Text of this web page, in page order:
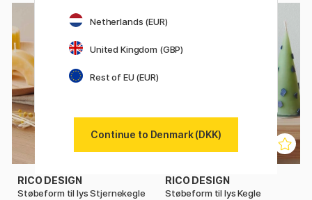
RICO DESIGN
Støbeform til lys Stjernekegle
RICO DESIGN
Støbeform til lys Kegle
Netherlands (EUR)
United Kingdom (GBP)
Rest of EU (EUR)
Continue to Denmark (DKK)